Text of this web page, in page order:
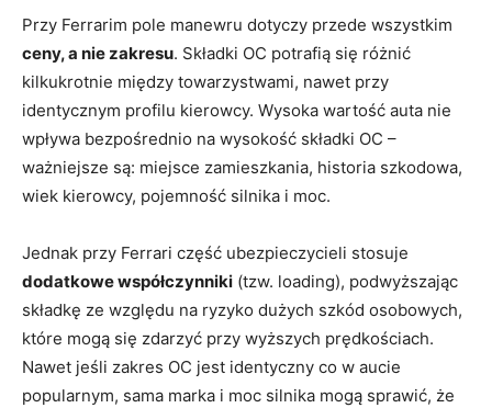
Przy Ferrarim pole manewru dotyczy przede wszystkim
ceny, a nie zakresu. Składki OC potrafią się różnić
kilkukrotnie między towarzystwami, nawet przy
identycznym profilu kierowcy. Wysoka wartość auta nie
wpływa bezpośrednio na wysokość składki OC –
ważniejsze są: miejsce zamieszkania, historia szkodowa,
wiek kierowcy, pojemność silnika i moc.
Jednak przy Ferrari część ubezpieczycieli stosuje
dodatkowe współczynniki (tzw. loading), podwyższając
składkę ze względu na ryzyko dużych szkód osobowych,
które mogą się zdarzyć przy wyższych prędkościach.
Nawet jeśli zakres OC jest identyczny co w aucie
popularnym, sama marka i moc silnika mogą sprawić, że